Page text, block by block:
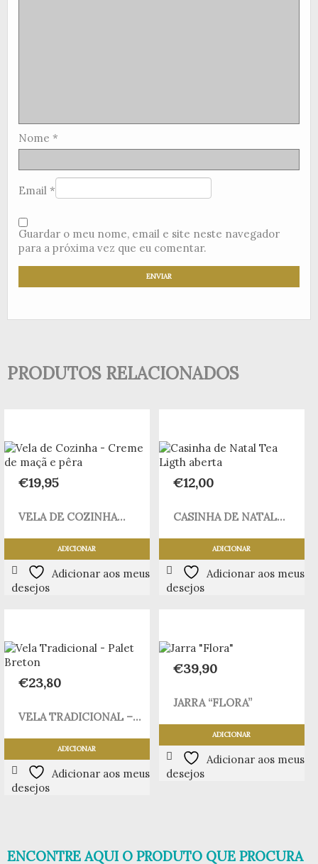
Nome *
Email *
Guardar o meu nome, email e site neste navegador
para a próxima vez que eu comentar.
PRODUTOS RELACIONADOS
€19,95
VELA DE COZINHA...
ADICIONAR
Adicionar aos meus
desejos
€12,00
CASINHA DE NATAL...
ADICIONAR
Adicionar aos meus
desejos
€23,80
VELA TRADICIONAL –...
ADICIONAR
Adicionar aos meus
desejos
€39,90
JARRA “FLORA”
ADICIONAR
Adicionar aos meus
desejos
ENCONTRE AQUI O PRODUTO QUE PROCURA